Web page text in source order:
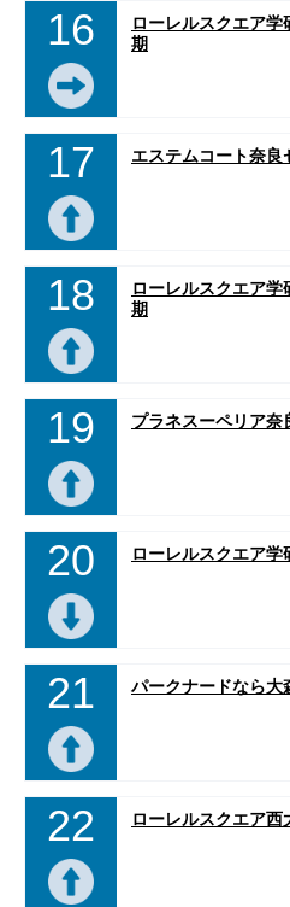
16
ローレルスクエア
期
17 エステムコート奈良
18
ローレルスクエア
期
19 プラネスーペリア奈
20 ローレルスクエア
21 パークナードなら大
22 ローレルスクエア西